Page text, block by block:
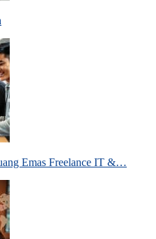
Emas Freelance IT &…